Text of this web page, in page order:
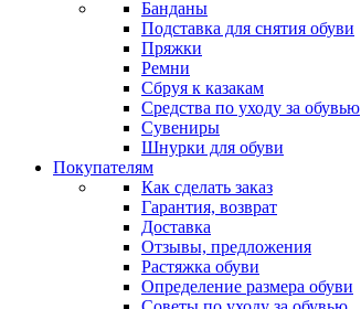
Банданы
Подставка для снятия обуви
Пряжки
Ремни
Сбруя к казакам
Средства по уходу за обувью
Сувениры
Шнурки для обуви
Покупателям
Как сделать заказ
Гарантия, возврат
Доставка
Отзывы, предложения
Растяжка обуви
Определение размера обуви